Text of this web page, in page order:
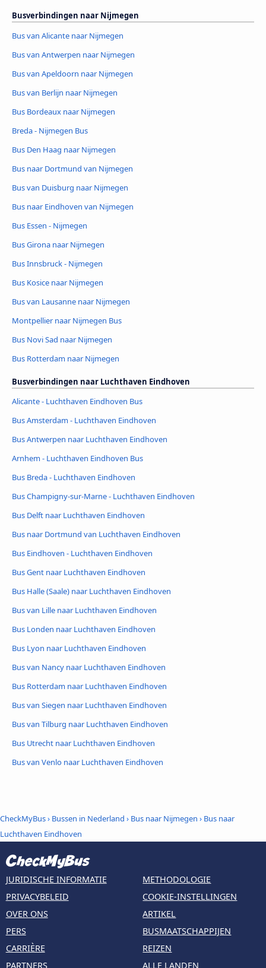
Busverbindingen naar Nijmegen
Bus van Alicante naar Nijmegen
Bus van Antwerpen naar Nijmegen
Bus van Apeldoorn naar Nijmegen
Bus van Berlijn naar Nijmegen
Bus Bordeaux naar Nijmegen
Breda - Nijmegen Bus
Bus Den Haag naar Nijmegen
Bus naar Dortmund van Nijmegen
Bus van Duisburg naar Nijmegen
Bus naar Eindhoven van Nijmegen
Bus Essen - Nijmegen
Bus Girona naar Nijmegen
Bus Innsbruck - Nijmegen
Bus Kosice naar Nijmegen
Bus van Lausanne naar Nijmegen
Montpellier naar Nijmegen Bus
Bus Novi Sad naar Nijmegen
Bus Rotterdam naar Nijmegen
Busverbindingen naar Luchthaven Eindhoven
Alicante - Luchthaven Eindhoven Bus
Bus Amsterdam - Luchthaven Eindhoven
Bus Antwerpen naar Luchthaven Eindhoven
Arnhem - Luchthaven Eindhoven Bus
Bus Breda - Luchthaven Eindhoven
Bus Champigny-sur-Marne - Luchthaven Eindhoven
Bus Delft naar Luchthaven Eindhoven
Bus naar Dortmund van Luchthaven Eindhoven
Bus Eindhoven - Luchthaven Eindhoven
Bus Gent naar Luchthaven Eindhoven
Bus Halle (Saale) naar Luchthaven Eindhoven
Bus van Lille naar Luchthaven Eindhoven
Bus Londen naar Luchthaven Eindhoven
Bus Lyon naar Luchthaven Eindhoven
Bus van Nancy naar Luchthaven Eindhoven
Bus Rotterdam naar Luchthaven Eindhoven
Bus van Siegen naar Luchthaven Eindhoven
Bus van Tilburg naar Luchthaven Eindhoven
Bus Utrecht naar Luchthaven Eindhoven
Bus van Venlo naar Luchthaven Eindhoven
CheckMyBus› Bussen in Nederland › Bus naar Nijmegen › Bus naar
Luchthaven Eindhoven
JURIDISCHE INFORMATIE
PRIVACYBELEID
OVER ONS
PERS
CARRIÈRE
PARTNERS
METHODOLOGIE
COOKIE-INSTELLINGEN
ARTIKEL
BUSMAATSCHAPPIJEN
REIZEN
ALLE LANDEN